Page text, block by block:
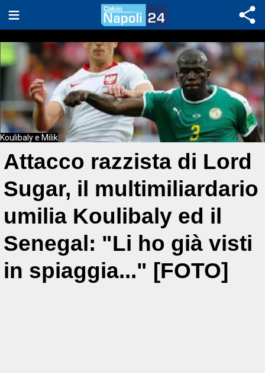
Koulibaly e Milik
Attacco razzista di Lord
Sugar, il multimiliardario
umilia Koulibaly ed il
Senegal: "Li ho già visti
in spiaggia..." [FOTO]